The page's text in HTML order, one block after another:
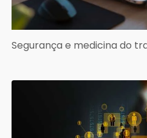
Segurança e medicina do